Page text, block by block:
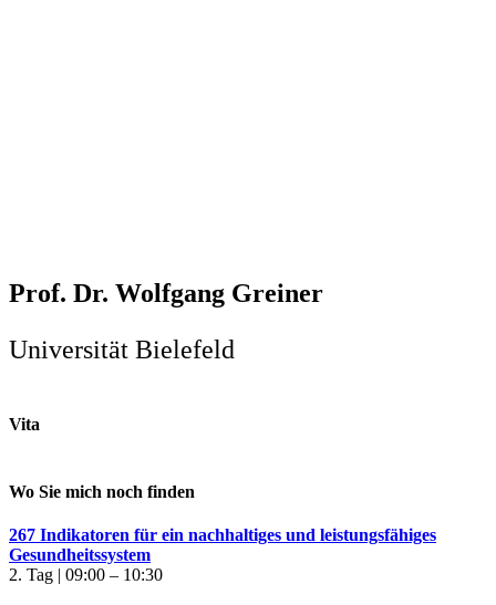
Prof. Dr. Wolfgang Greiner
Universität Bielefeld
Vita
Wo Sie mich noch finden
267 Indikatoren für ein nachhaltiges und leistungsfähiges
Gesundheitssystem
2. Tag | 09:00 – 10:30